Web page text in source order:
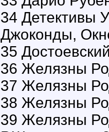
34 Детективы
Джоконды,
35
36 Желязны
37 Желязны
38 Желязны
39 Желязны